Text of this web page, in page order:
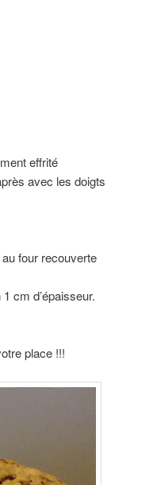
effrité
avec les doigts
four recouverte
cm d’épaisseur.
place !!!